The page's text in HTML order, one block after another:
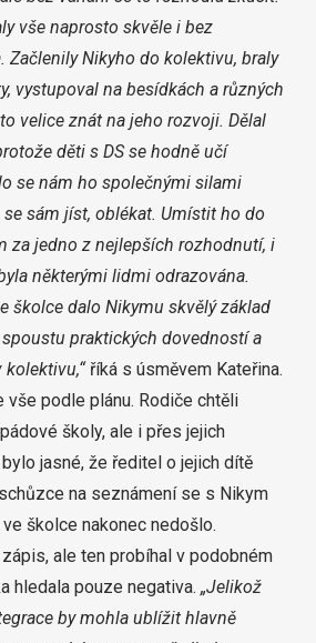
vše naprosto skvěle i bez
Začlenily Nikyho do kolektivu, braly
vystupoval na besídkách a různých
velice znát na jeho rozvoji. Dělal
děti s DS se hodně učí
se nám ho společnými silami
sám jíst, oblékat. Umístit ho do
za jedno z nejlepších rozhodnutí, i
některými lidmi odrazována.
školce dalo Nikymu skvělý základ
praktických dovedností a
říká s úsměvem Kateřina.
vše podle plánu. Rodiče chtěli
školy, ale i přes jejich
jasné, že ředitel o jejich dítě
na seznámení se s Nikym
školce nakonec nedošlo.
ale ten probíhal v podobném
hledala pouze negativa. „Jelikož
by mohla ublížit hlavně